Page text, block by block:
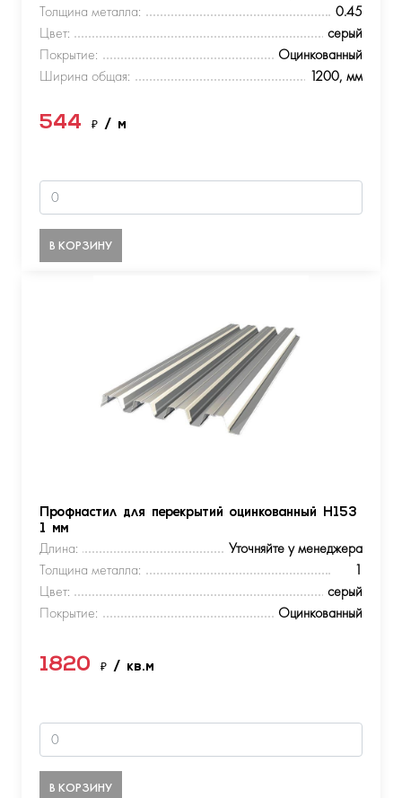
Толщина металла:
0.45
Цвет:
серый
Покрытие:
Оцинкованный
Ширина общая:
1200, мм
544 ₽ / м
В КОРЗИНУ
Профнастил для перекрытий оцинкованный Н153
1 мм
Длина:
Уточняйте у менеджера
Толщина металла:
1
Цвет:
серый
Покрытие:
Оцинкованный
1820 ₽ / кв.м
В КОРЗИНУ